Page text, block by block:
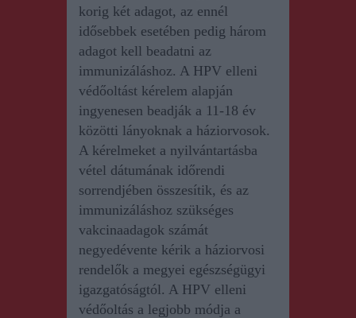
korig két adagot, az ennél
idősebbek esetében pedig három
adagot kell beadatni az
immunizáláshoz. A HPV elleni
védőoltást kérelem alapján
ingyenesen beadják a 11-18 év
közötti lányoknak a háziorvosok.
A kérelmeket a nyilvántartásba
vétel dátumának időrendi
sorrendjében összesítik, és az
immunizáláshoz szükséges
vakcinaadagok számát
negyedévente kérik a háziorvosi
rendelők a megyei egészségügyi
igazgatóságtól. A HPV elleni
védőoltás a legjobb módja a